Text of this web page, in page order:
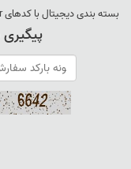
بسته بندی ديجيتال با کدهای qr تعاملی...